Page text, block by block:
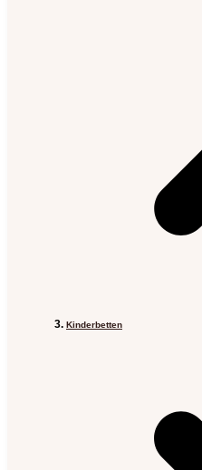
Kinderbetten